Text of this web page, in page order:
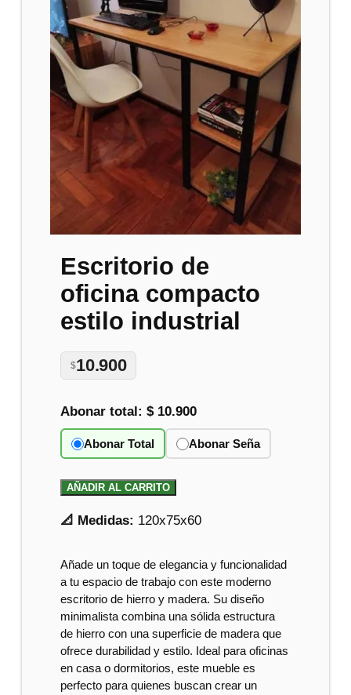
Escritorio de
oficina compacto
estilo industrial
$10.900
Abonar total:$ 10.900
Abonar Total Abonar Seña
AÑADIR AL CARRITO
📐 Medidas: 120x75x60
Añade un toque de elegancia y funcionalidad
a tu espacio de trabajo con este moderno
escritorio de hierro y madera. Su diseño
minimalista combina una sólida estructura
de hierro con una superficie de madera que
ofrece durabilidad y estilo. Ideal para oficinas
en casa o dormitorios, este mueble es
perfecto para quienes buscan crear un